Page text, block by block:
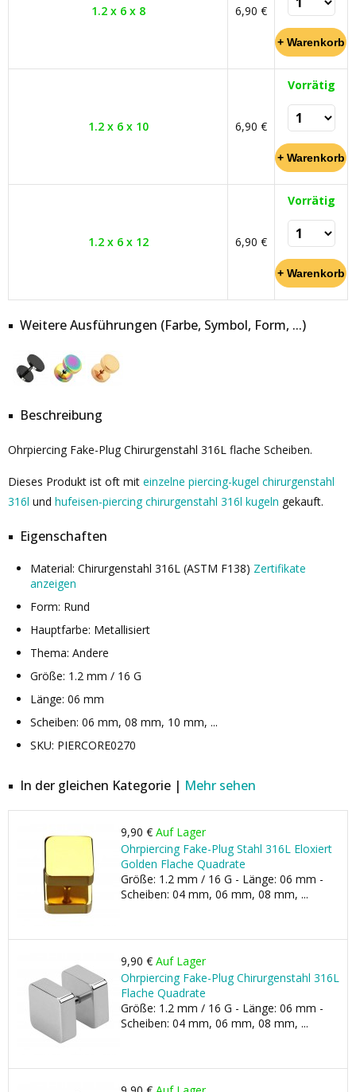
1.2 x 6 x 8 6,90 €
1.2 x 6 x 10 6,90 €
Vorrätig
1.2 x 6 x 12 6,90 €
Vorrätig
Weitere Ausführungen (Farbe, Symbol, Form, ...)
Beschreibung
Ohrpiercing Fake-Plug Chirurgenstahl 316L flache Scheiben.
Dieses Produkt ist oft mit einzelne piercing-kugel chirurgenstahl
316l und hufeisen-piercing chirurgenstahl 316l kugeln gekauft.
Eigenschaften
Material: Chirurgenstahl 316L (ASTM F138) Zertifikate
anzeigen
Form: Rund
Hauptfarbe: Metallisiert
Thema: Andere
Größe: 1.2 mm / 16 G
Länge: 06 mm
Scheiben: 06 mm, 08 mm, 10 mm, ...
SKU: PIERCORE0270
In der gleichen Kategorie | Mehr sehen
9,90 € Auf Lager
Ohrpiercing Fake-Plug Stahl 316L Eloxiert
Golden Flache Quadrate
Größe: 1.2 mm / 16 G - Länge: 06 mm -
Scheiben: 04 mm, 06 mm, 08 mm, ...
9,90 € Auf Lager
Ohrpiercing Fake-Plug Chirurgenstahl 316L
Flache Quadrate
Größe: 1.2 mm / 16 G - Länge: 06 mm -
Scheiben: 04 mm, 06 mm, 08 mm, ...